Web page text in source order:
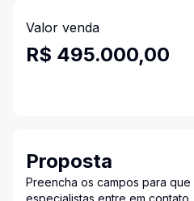
Valor venda
R$ 495.000,00
Proposta
Preencha os campos para que
especialistas entre em contato